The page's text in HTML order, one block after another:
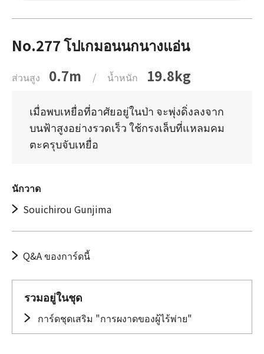
No.277 โปเกมอนนกนางแอ่น
ส่วนสูง 0.7m / น้ำหนัก 19.8kg
เมื่อพบเหยื่อที่อาศัยอยู่ในป่า จะพุ่งดิ่งลงจาก
บนฟ้าสูงอย่างรวดเร็ว ใช้กรงเล็บที่แหลมคม
ตะครุบจับเหยื่อ
นักวาด
Souichirou Gunjima
Q&A ของการ์ดนี้
รวมอยู่ในชุด
การ์ดชุดเสริม "การผงาดของผู้ไร้พ่าย"